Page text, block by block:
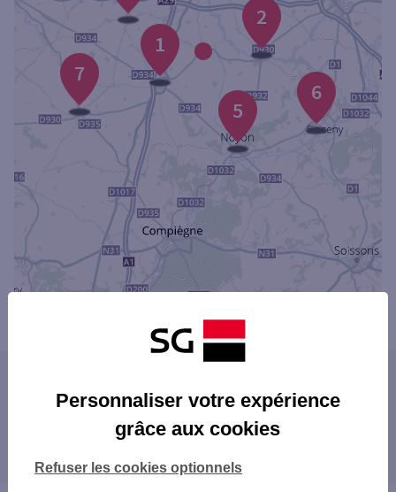
Rechercher
7
6
5
2
1
NOYON
Les agences SG dans les départements
02 AISNE
Personnaliser votre expérience
grâce aux cookies
Refuser les cookies optionnels